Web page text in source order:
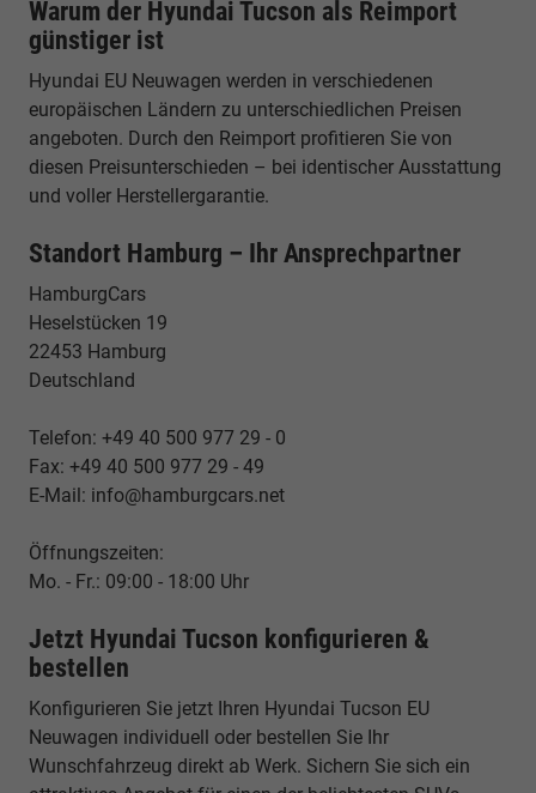
Warum der Hyundai Tucson als Reimport
günstiger ist
Hyundai EU Neuwagen werden in verschiedenen
europäischen Ländern zu unterschiedlichen Preisen
angeboten. Durch den Reimport profitieren Sie von
diesen Preisunterschieden – bei identischer Ausstattung
und voller Herstellergarantie.
Standort Hamburg – Ihr Ansprechpartner
HamburgCars
Heselstücken 19
22453 Hamburg
Deutschland
Telefon: +49 40 500 977 29 - 0
Fax: +49 40 500 977 29 - 49
E-Mail: info@hamburgcars.net
Öffnungszeiten:
Mo. - Fr.: 09:00 - 18:00 Uhr
Jetzt Hyundai Tucson konfigurieren &
bestellen
Konfigurieren Sie jetzt Ihren Hyundai Tucson EU
Neuwagen individuell oder bestellen Sie Ihr
Wunschfahrzeug direkt ab Werk. Sichern Sie sich ein